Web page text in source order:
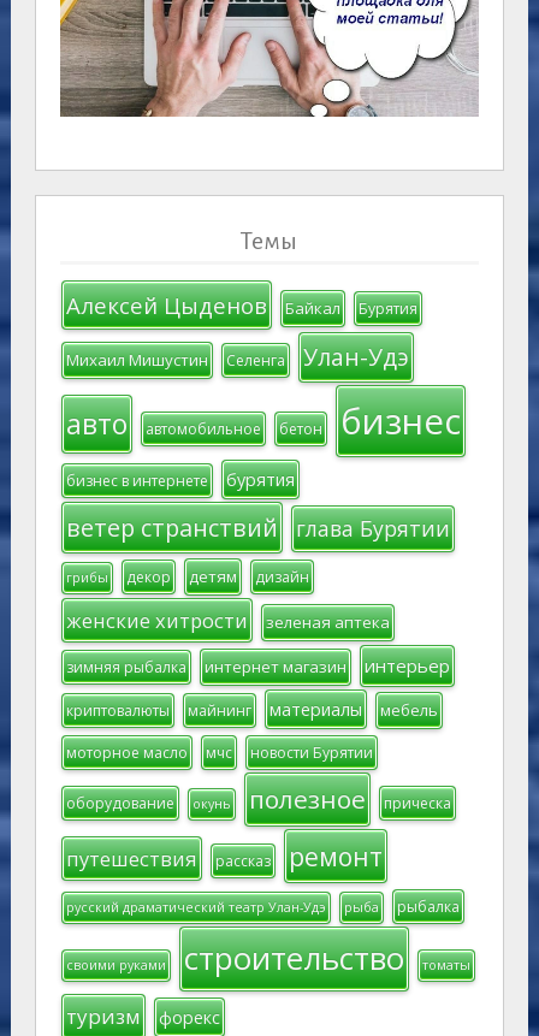
Темы
Алексей Цыденов Байкал Бурятия
Михаил Мишустин Селенга Улан-Удэ
авто автомобильное бетон бизнес
бизнес в интернете бурятия
ветер странствий глава Бурятии
грибы декор детям дизайн
женские хитрости зеленая аптека
зимняя рыбалка интернет магазин интерьер
криптовалюты майнинг материалы мебель
моторное масло мчс новости Бурятии
оборудование окунь полезное прическа
путешествия рассказ ремонт
русский драматический театр Улан-Удэ рыба рыбалка
своими руками строительство томаты
туризм форекс